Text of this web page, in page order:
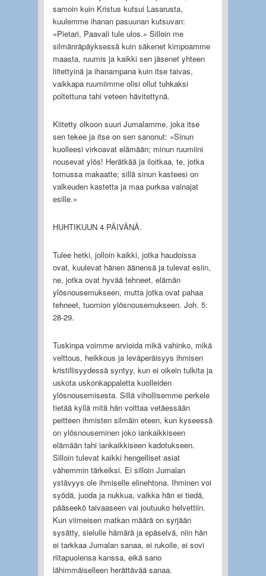
samoin kuin Kristus kutsui Lasarusta,
kuulemme ihanan pasuunan kutsuvan:
»Pietari, Paavali tule ulos.» Silloin me
silmänräpäyksessä kuin säkenet kimpoamme
maasta, ruumis ja kaikki sen jäsenet yhteen
liitettyinä ja ihanampana kuin itse taivas,
vaikkapa ruumiimme olisi ollut tuhkaksi
poltettuna tahi veteen hävitettynä.
Kiitetty olkoon suuri Jumalamme, joka itse
sen tekee ja itse on sen sanonut: »Sinun
kuolleesi virkoavat elämään; minun ruumiini
nousevat ylös! Herätkää ja iloitkaa, te, jotka
tomussa makaatte; sillä sinun kasteesi on
valkeuden kastetta ja maa purkaa vainajat
esille.»
HUHTIKUUN 4 PÄIVÄNÄ.
Tulee hetki, jolloin kaikki, jotka haudoissa
ovat, kuulevat hänen äänensä ja tulevat esiin,
ne, jotka ovat hyvää tehneet, elämän
ylösnousemukseen, mutta jotka ovat pahaa
tehneet, tuomion ylösnousemukseen. Joh. 5:
28-29.
Tuskinpa voimme arvioida mikä vahinko, mikä
velttous, heikkous ja leväperäisyys ihmisen
kristillisyydessä syntyy, kun ei oikein tulkita ja
uskota uskonkappaletta kuolleiden
ylösnousemisesta. Sillä vihollisemme perkele
tietää kyllä mitä hän voittaa vetäessään
peitteen ihmisten silmäin eteen, kun kyseessä
on ylösnouseminen joko iankaikkiseen
elämään tahi iankaikkiseen kadotukseen.
Silloin tulevat kaikki hengelliset asiat
vähemmin tärkeiksi. Ei silloin Jumalan
ystävyys ole ihmiselle elinehtona. Ihminen voi
syödä, juoda ja nukkua, vaikka hän ei tiedä,
pääseekö taivaaseen vai joutuuko helvettiin.
Kun viimeisen matkan määrä on syrjään
sysätty, sielulle hämärä ja epäselvä, niin hän
ei tarkkaa Jumalan sanaa, ei rukoile, ei sovi
riitapuolensa kanssa, eikä sano
lähimmäiselleen herättävää sanaa.